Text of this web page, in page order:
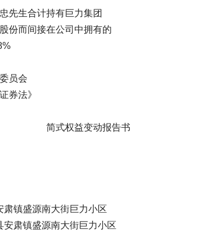
计持有巨力集团
在公司中拥有的
会
法》
权益变动报告书
南大街巨力小区
源南大街巨力小区